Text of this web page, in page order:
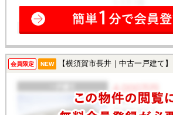
会員限定 NEW 【横須賀市長井｜中古一戸建て】